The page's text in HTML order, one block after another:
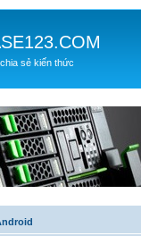
sẻ kiến thức